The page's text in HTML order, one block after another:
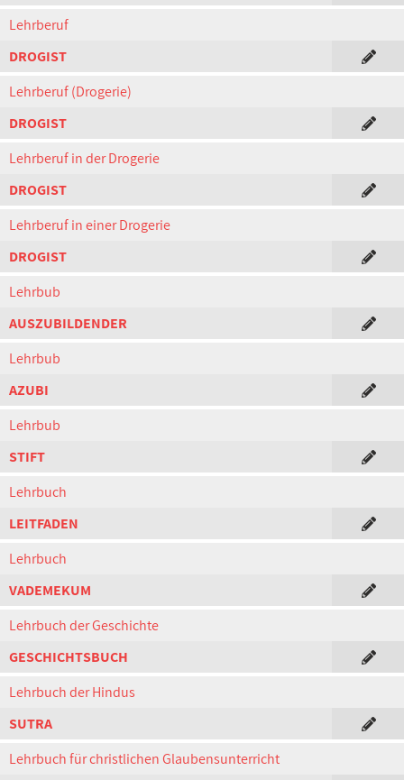
Lehrberuf
DROGIST
Lehrberuf (Drogerie)
DROGIST
Lehrberuf in der Drogerie
DROGIST
Lehrberuf in einer Drogerie
DROGIST
Lehrbub
AUSZUBILDENDER
Lehrbub
AZUBI
Lehrbub
STIFT
Lehrbuch
LEITFADEN
Lehrbuch
VADEMEKUM
Lehrbuch der Geschichte
GESCHICHTSBUCH
Lehrbuch der Hindus
SUTRA
Lehrbuch für christlichen Glaubensunterricht